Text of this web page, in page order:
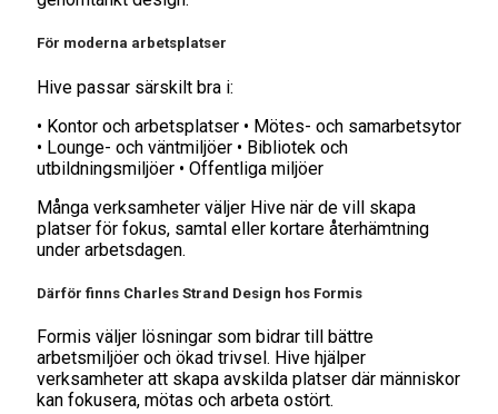
För moderna arbetsplatser
Hive passar särskilt bra i:
• Kontor och arbetsplatser • Mötes- och samarbetsytor
• Lounge- och väntmiljöer • Bibliotek och
utbildningsmiljöer • Offentliga miljöer
Många verksamheter väljer Hive när de vill skapa
platser för fokus, samtal eller kortare återhämtning
under arbetsdagen.
Därför finns Charles Strand Design hos Formis
Formis väljer lösningar som bidrar till bättre
arbetsmiljöer och ökad trivsel. Hive hjälper
verksamheter att skapa avskilda platser där människor
kan fokusera, mötas och arbeta ostört.